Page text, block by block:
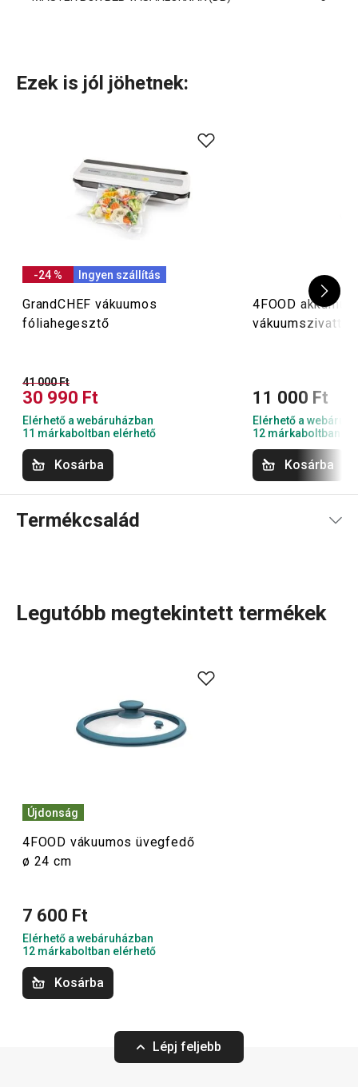
Ezek is jól jöhetnek:
-24 % Ingyen szállítás
GrandCHEF vákuumos
fóliahegesztő
41 000 Ft
30 990 Ft
Elérhető a webáruházban
11 márkaboltban elérhető
Kosárba
4FOOD
vákuumszivattyú
11 000 Ft
Elérhető a
12 márkaboltban
Kosárba
Termékcsalád
praktikus mindennapi eszközöket kínál, elsősorban
élelmiszerek tárolásához
ételtároló dobozok, atároló zacskók
élelmiszer-fóliák és -zacskók, a vákuumfóliák és -
Háztartás
Kültéri tevékenységek
Háztartási gépek
Konyhai eszközök
Legutóbb megtekintett termékek
Újdonság
4FOOD vákuumos üvegfedő
ø 24 cm
7 600 Ft
Elérhető a webáruházban
12 márkaboltban elérhető
Kosárba
Lépj feljebb